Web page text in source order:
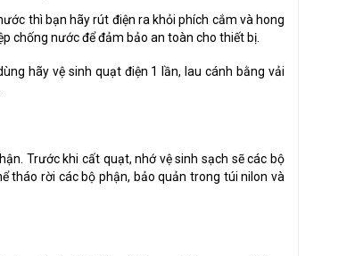
thì bạn hãy rút điện ra khỏi phích cắm và hong
chống nước để đảm bảo an toàn cho thiết bị.
hãy vệ sinh quạt điện 1 lần, lau cánh bằng vải
Trước khi cất quạt, nhớ vệ sinh sạch sẽ các bộ
tháo rời các bộ phận, bảo quản trong túi nilon và